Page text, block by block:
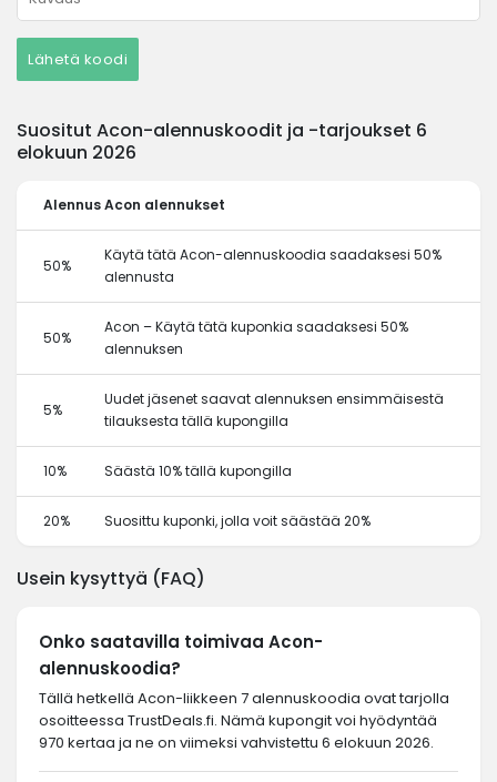
Lähetä koodi
Suositut Acon-alennuskoodit ja -tarjoukset 6
elokuun 2026
AlennusAcon alennukset
50%
Käytä tätä Acon-alennuskoodia saadaksesi 50%
alennusta
50%
Acon – Käytä tätä kuponkia saadaksesi 50%
alennuksen
5%
Uudet jäsenet saavat alennuksen ensimmäisestä
tilauksesta tällä kupongilla
10% Säästä 10% tällä kupongilla
20% Suosittu kuponki, jolla voit säästää 20%
Usein kysyttyä (FAQ)
Onko saatavilla toimivaa Acon-
alennuskoodia?
Tällä hetkellä Acon-liikkeen 7 alennuskoodia ovat tarjolla
osoitteessa TrustDeals.fi. Nämä kupongit voi hyödyntää
970 kertaa ja ne on viimeksi vahvistettu 6 elokuun 2026.